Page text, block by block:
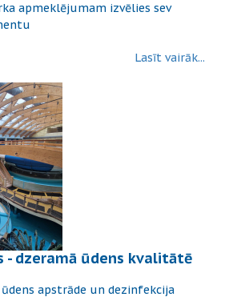
apmeklējumam izvēlies sev
Lasīt vairāk...
- dzeramā ūdens kvalitātē
apstrāde un dezinfekcija